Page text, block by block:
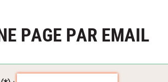
PAGE PAR EMAIL